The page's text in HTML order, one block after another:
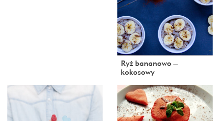
Ryż bananowo –
kokosowy